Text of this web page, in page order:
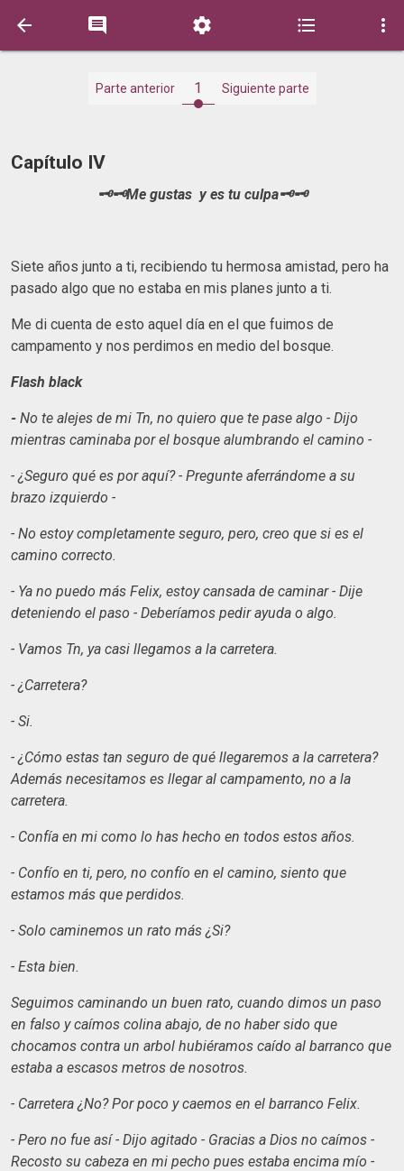
    
Parte anterior 1 Siguiente parte
Capítulo IV
🗝🗝Me gustas y es tu culpa🗝🗝
Siete años junto a ti, recibiendo tu hermosa amistad, pero ha
pasado algo que no estaba en mis planes junto a ti.
Me di cuenta de esto aquel día en el que fuimos de
campamento y nos perdimos en medio del bosque.
Flash black
- No te alejes de mi Tn, no quiero que te pase algo - Dijo
mientras caminaba por el bosque alumbrando el camino -
- ¿Seguro qué es por aquí? - Pregunte aferrándome a su
brazo izquierdo -
- No estoy completamente seguro, pero, creo que si es el
camino correcto.
- Ya no puedo más Felix, estoy cansada de caminar - Dije
deteniendo el paso - Deberíamos pedir ayuda o algo.
- Vamos Tn, ya casi llegamos a la carretera.
- ¿Carretera?
- Si.
- ¿Cómo estas tan seguro de qué llegaremos a la carretera?
Además necesitamos es llegar al campamento, no a la
carretera.
- Confía en mi como lo has hecho en todos estos años.
- Confío en ti, pero, no confío en el camino, siento que
estamos más que perdidos.
- Solo caminemos un rato más ¿Si?
- Esta bien.
Seguimos caminando un buen rato, cuando dimos un paso
en falso y caímos colina abajo, de no haber sido que
chocamos contra un arbol hubiéramos caído al barranco que
estaba a escasos metros de nosotros.
- Carretera ¿No? Por poco y caemos en el barranco Felix.
- Pero no fue así - Dijo agitado - Gracias a Dios no caímos -
Recosto su cabeza en mi pecho pues estaba encima mío -